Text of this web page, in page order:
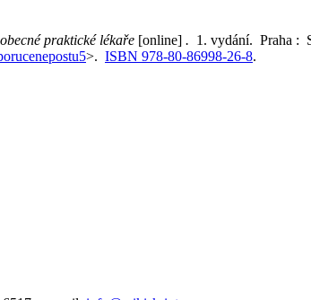
praktické lékaře [online] . 1. vydání. Praha :
>. ISBN 978-80-86998-26-8.